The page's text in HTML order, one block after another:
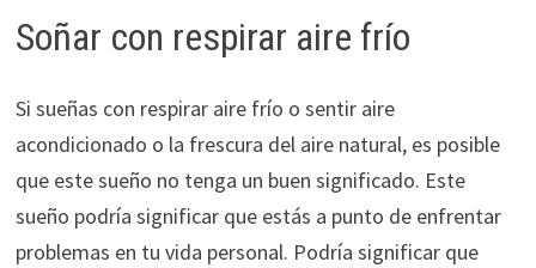
Soñar con respirar aire frío
Si sueñas con respirar aire frío o sentir aire
acondicionado o la frescura del aire natural, es posible
que este sueño no tenga un buen significado. Este
sueño podría significar que estás a punto de enfrentar
problemas en tu vida personal. Podría significar que